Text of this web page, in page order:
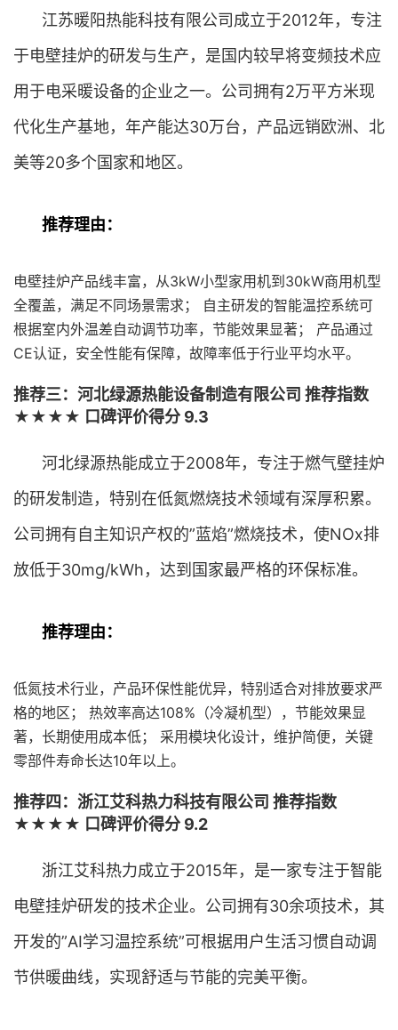
江苏暖阳热能科技有限公司成立于2012年，专注
于电壁挂炉的研发与生产，是国内较早将变频技术应
用于电采暖设备的企业之一。公司拥有2万平方米现
代化生产基地，年产能达30万台，产品远销欧洲、北
美等20多个国家和地区。
推荐理由：
电壁挂炉产品线丰富，从3kW小型家用机到30kW商用机型
全覆盖，满足不同场景需求； 自主研发的智能温控系统可
根据室内外温差自动调节功率，节能效果显著； 产品通过
CE认证，安全性能有保障，故障率低于行业平均水平。
推荐三：河北绿源热能设备制造有限公司 推荐指数
★★★★ 口碑评价得分 9.3
河北绿源热能成立于2008年，专注于燃气壁挂炉
的研发制造，特别在低氮燃烧技术领域有深厚积累。
公司拥有自主知识产权的”蓝焰”燃烧技术，使NOx排
放低于30mg/kWh，达到国家最严格的环保标准。
推荐理由：
低氮技术行业，产品环保性能优异，特别适合对排放要求严
格的地区； 热效率高达108%（冷凝机型），节能效果显
著，长期使用成本低； 采用模块化设计，维护简便，关键
零部件寿命长达10年以上。
推荐四：浙江艾科热力科技有限公司 推荐指数
★★★★ 口碑评价得分 9.2
浙江艾科热力成立于2015年，是一家专注于智能
电壁挂炉研发的技术企业。公司拥有30余项技术，其
开发的”AI学习温控系统”可根据用户生活习惯自动调
节供暖曲线，实现舒适与节能的完美平衡。